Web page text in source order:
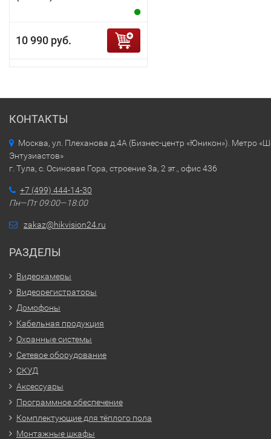
10 990 руб.
КОНТАКТЫ
Москва, ул. Плеханова д.4А (Бизнес-центр «Юникон»). Метро
Энтузиастов»
г. Тула, с. Осиновая Гора, строение 3а, 2 эт., офис 436
+7 (499) 444-14-30
Пн—Пт 09:00—18:00
zakaz@hikvision24.ru
РАЗДЕЛЫ
Видеокамеры
Видеорегистраторы
Домофоны
Кабельная продукция
Охранные системы
Сетевое оборудование
СКУД
Аксессуары
Программное обеспечение
Комплектующие для тёплого пола
Монтажные шкафы